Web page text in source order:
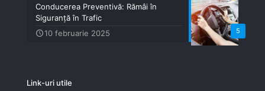
5
Conducerea Preventivă: Rămâi în
Siguranță în Trafic
10 februarie 2025
Link-uri utile